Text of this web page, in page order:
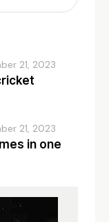
21, 2023
21, 2023
in one